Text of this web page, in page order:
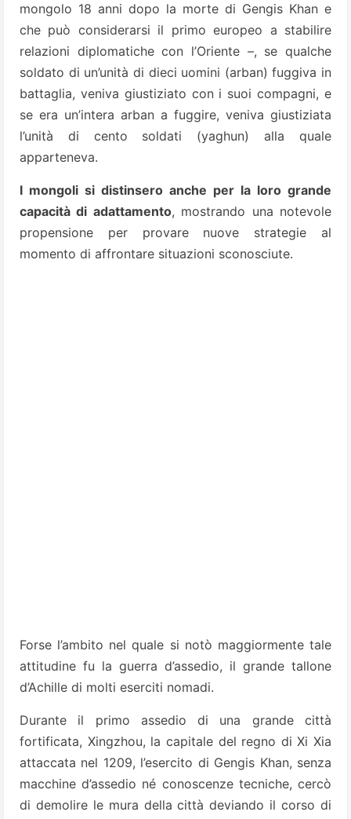
mongolo 18 anni dopo la morte di Gengis Khan e
che può considerarsi il primo europeo a stabilire
relazioni diplomatiche con l’Oriente –, se qualche
soldato di un’unità di dieci uomini (arban) fuggiva in
battaglia, veniva giustiziato con i suoi compagni, e
se era un’intera arban a fuggire, veniva giustiziata
l’unità di cento soldati (yaghun) alla quale
apparteneva.
I mongoli si distinsero anche per la loro grande
capacità di adattamento, mostrando una notevole
propensione per provare nuove strategie al
momento di affrontare situazioni sconosciute.
Forse l’ambito nel quale si notò maggiormente tale
attitudine fu la guerra d’assedio, il grande tallone
d’Achille di molti eserciti nomadi.
Durante il primo assedio di una grande città
fortificata, Xingzhou, la capitale del regno di Xi Xia
attaccata nel 1209, l’esercito di Gengis Khan, senza
macchine d’assedio né conoscenze tecniche, cercò
di demolire le mura della città deviando il corso di